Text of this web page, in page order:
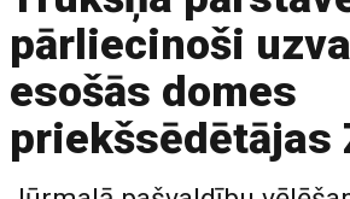
pārliecinoši
esošās domes
priekšsēdētājas